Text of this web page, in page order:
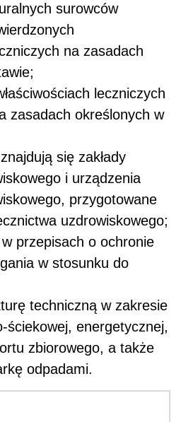
surowców
na zasadach
leczniczych
zasadach określonych w
się zakłady
i urządzenia
przygotowane
uzdrowiskowego;
przepisach o ochronie
w stosunku do
techniczną w zakresie
ściekowej, energetycznej,
zbiorowego, a także
odpadami.